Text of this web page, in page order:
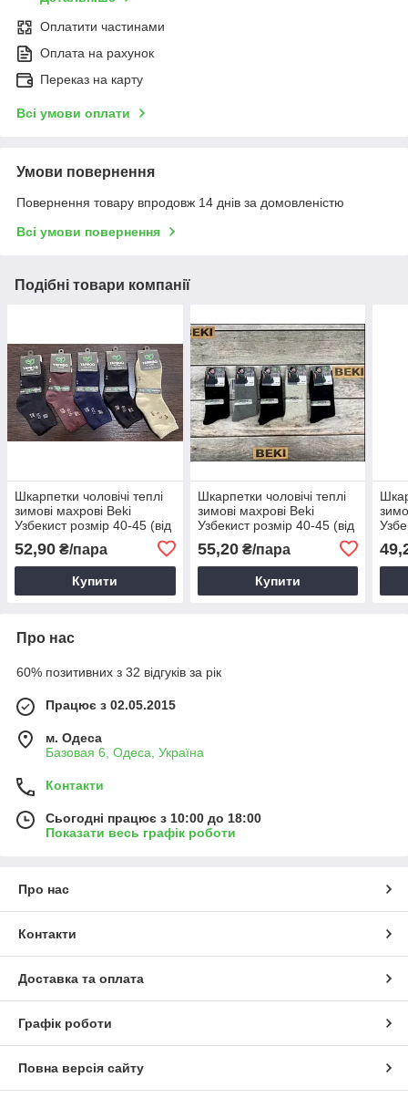
Оплатити частинами
Оплата на рахунок
Переказ на карту
Всі умови оплати
Умови повернення
Повернення товару впродовж 14 днів за домовленістю
Всі умови повернення
Подібні товари компанії
Шкарпетки чоловічі теплі
зимові махрові Beki
Узбекист розмір 40-45 (від
52,90 ₴/пара
Купити
Шкарпетки чоловічі теплі
зимові махрові Beki
Узбекист розмір 40-45 (від
55,20₴/пара
Купити
Про нас
60% позитивних з 32 відгуків за рік
Працює з 02.05.2015
м. Одеса
Базовая 6, Одеса, Україна
Контакти
Сьогодні працює з 10:00 до 18:00
Показати весь графік роботи
Про нас
Контакти
Доставка та оплата
Графік роботи
Повна версія сайту